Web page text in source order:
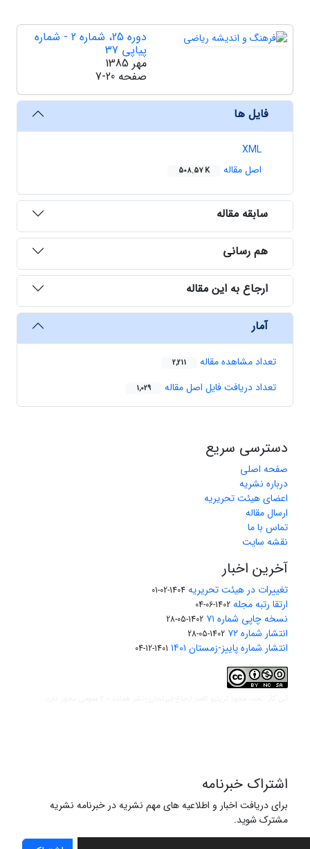
دوره 25، شماره 2 - شماره
پیاپی 37
مهر 1385
صفحه 7-20
فایل ها
XML
اصل مقاله
508.57 K
سابقه مقاله
هم رسانی
ارجاع به این مقاله
آمار
تعداد مشاهده مقاله 2,211
تعداد دریافت فایل اصل مقاله 1,029
دسترسی سریع
صفحه اصلی
درباره نشریه
اعضای هیئت تحریریه
ارسال مقاله
تماس با ما
نقشه سایت
آخرین اخبار
تغییرات در هیئت تحریریه 1404-02-01
ارتقا رتبه مجله 1402-06-04
نسخه چاپی شماره ۷۱ 1402-05-28
انتشار شماره ۷۲ 1402-05-28
انتشار شماره پاییز-زمستان ۱۴۰۱ 1401-12-04
اشتراک خبرنامه
برای دریافت اخبار و اطلاعیه های مهم نشریه در خبرنامه نشریه
مشترک شوید.